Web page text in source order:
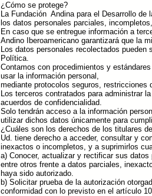
¿Cómo se protege?
La Fundación Andina para el Desarrollo
los datos personales parciales,
En caso que se entregue información a
Andino Iberoamericano garantizará que la
Los datos personales recolectados
Política.
Contamos con procedimientos y
usar la información personal,
mediante protocolos seguros, restricciones
Los terceros contratados para administrar
acuerdos de confidencialidad.
Solo tendrán acceso a la información
utilizar dichos datos únicamente para
¿Cuáles son los derechos de los titulares
Ud. tiene derecho a acceder, consultar y
inexactos o incompletos, y a suprimirlos
a) Conocer, actualizar y rectificar sus
entre otros frente a datos parciales,
haya sido autorizado.
b) Solicitar prueba de la autorización
conformidad con lo previsto en el artículo